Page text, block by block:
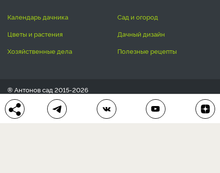
календарь дачника
сад и огород
цветы и растения
дачный дизайн
хозяйственные дела
полезные рецепты
® Антонов сад 2015-2026
Политика конфиденциальности
Пользовательское соглашение